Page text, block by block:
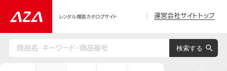
レンタル機器カタログサイト 運営会社サイトトップ